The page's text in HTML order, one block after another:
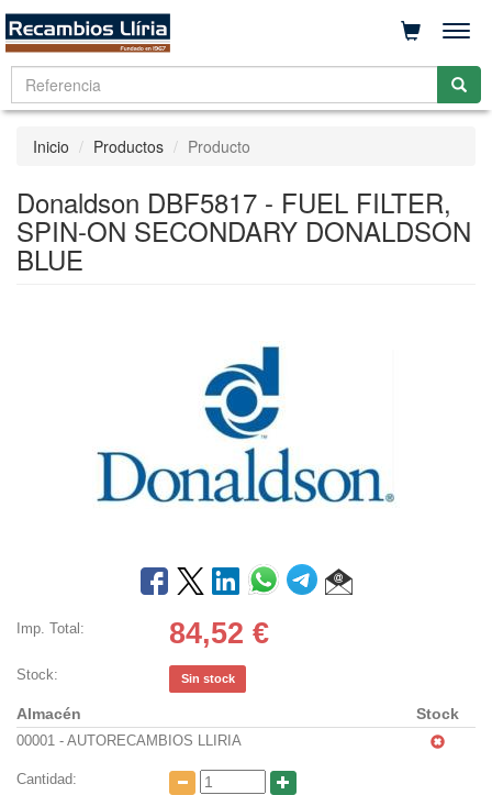
Inicio Productos Producto
Donaldson DBF5817 - FUEL FILTER,
SPIN-ON SECONDARY DONALDSON
BLUE
Imp. Total: 84,52 €
Stock: Sin stock
Almacén Stock
00001 - AUTORECAMBIOS LLIRIA
Cantidad: